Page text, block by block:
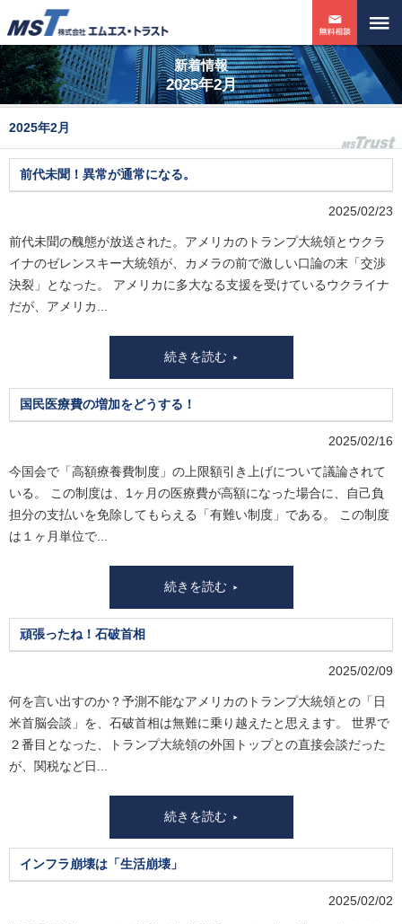
新着情報
2025年2月
2025年2月
前代未聞！異常が通常になる。
2025/02/23
前代未聞の醜態が放送された。アメリカのトランプ大統領とウクラ
イナのゼレンスキー大統領が、カメラの前で激しい口論の末「交渉
決裂」となった。 アメリカに多大なる支援を受けているウクライナ
だが、アメリカ...
続きを読む
国民医療費の増加をどうする！
2025/02/16
今国会で「高額療養費制度」の上限額引き上げについて議論されて
いる。 この制度は、1ヶ月の医療費が高額になった場合に、自己負
担分の支払いを免除してもらえる「有難い制度」である。 この制度
は１ヶ月単位で...
続きを読む
頑張ったね！石破首相
2025/02/09
何を言い出すのか？予測不能なアメリカのトランプ大統領との「日
米首脳会談」を、石破首相は無難に乗り越えたと思えます。 世界で
２番目となった、トランプ大統領の外国トップとの直接会談だった
が、関税など日...
続きを読む
インフラ崩壊は「生活崩壊」
2025/02/02